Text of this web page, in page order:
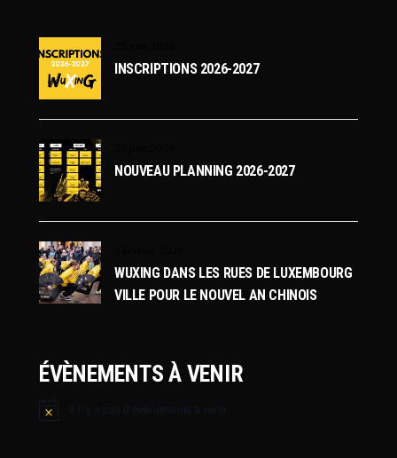
INSCRIPTIONS 2026-2027
NOUVEAU PLANNING 2026-2027
WUXING DANS LES RUES DE LUXEMBOURG
VILLE POUR LE NOUVEL AN CHINOIS
ÉVÈNEMENTS À VENIR
Notice Il n’y a pas d’évènements à venir.